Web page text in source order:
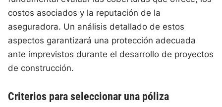
costos asociados y la reputación de la
aseguradora. Un análisis detallado de estos
aspectos garantizará una protección adecuada
ante imprevistos durante el desarrollo de proyectos
de construcción.
Criterios para seleccionar una póliza